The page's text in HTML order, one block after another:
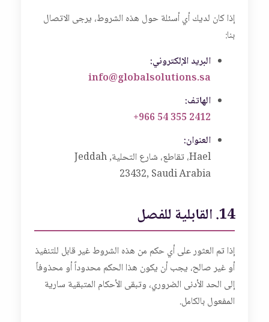
إذا كان لديك أي أسئلة حول هذه الشروط، يرجى الاتصال
بنا:
البريد الإلكتروني:
info@globalsolutions.sa
الهاتف:
+966 54 355 2412
العنوان:
Hael، تقاطع، شارع التحلية, Jeddah
23432, Saudi Arabia
14. القابلية للفصل
إذا تم العثور على أي حكم من هذه الشروط غير قابل للتنفيذ
أو غير صالح، يجب أن يكون هذا الحكم محدوداً أو محذوفاً
إلى الحد الأدنى الضروري، وتبقى الأحكام المتبقية سارية
المفعول بالكامل.